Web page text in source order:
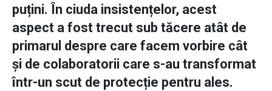
puțini. În ciuda insistențelor, acest
aspect a fost trecut sub tăcere atât de
primarul despre care facem vorbire cât
și de colaboratorii care s-au transformat
într-un scut de protecție pentru ales.